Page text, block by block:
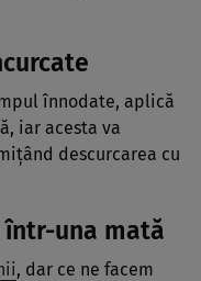
înnodate, aplică
iar acesta va
descurcarea cu
una mată
, dar ce ne facem